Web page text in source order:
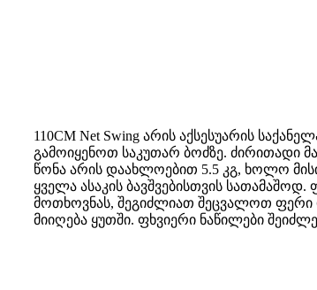
110CM Net Swing არის აქსესუარის
გამოიყენოთ საკუთარ ბოძზე.
წონა არის დაახლოებით 5.5 კგ, ხოლო
ყველა ასაკის ბავშვებისთვის
მოთხოვნას, შეგიძლიათ შეცვალოთ
მიიღება ყუთში. ფხვიერი ნაწილები